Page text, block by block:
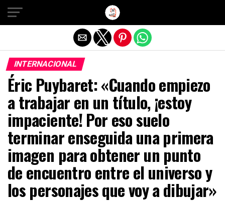
INTERNACIONAL
Éric Puybaret: «Cuando empiezo
a trabajar en un título, ¡estoy
impaciente! Por eso suelo
terminar enseguida una primera
imagen para obtener un punto
de encuentro entre el universo y
los personajes que voy a dibujar»
Salir de la versión móvil